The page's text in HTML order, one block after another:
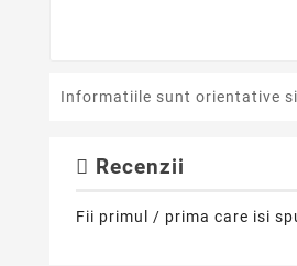
Informatiile sunt orientative
Recenzii
Fii primul / prima care isi